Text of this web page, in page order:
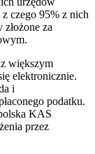
czego 95% z nich
za
większym
elektronicznie.
i
podatku.
KAS
przez